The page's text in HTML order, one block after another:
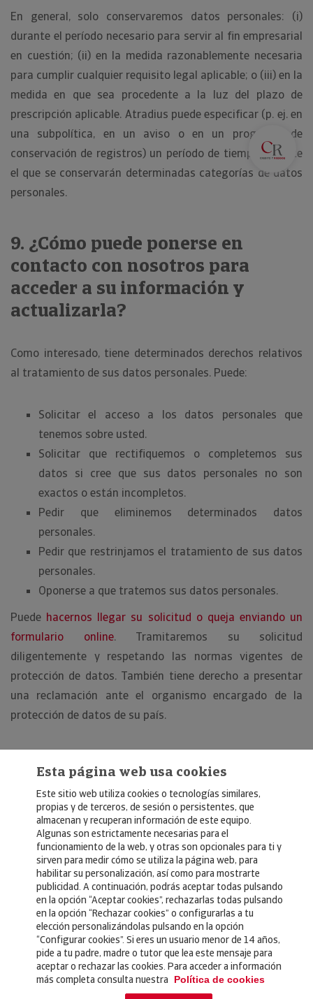
En general, solo conservaremos datos personales: (i)
durante el período necesario para servir al fin empresarial
en cuestión; (ii) en la medida razonablemente necesaria
para cumplir cualquier requisito legal aplicable; o (iii) en la
medida en que sea procedente a la luz del plazo de
prescripción aplicable. Atradius puede especificar (p. ej. en
una subpolítica, en un aviso o en un programa de
conservación de registros) un período de tiempo durante
el que se conservarán determinadas categorías de datos
personales.
9. ¿Cómo puede ponerse en
contacto con nosotros para
acceder a su información y
actualizarla?
Como interesado, tiene determinados derechos relativos
al tratamiento de sus datos personales. Puede:
Solicitar el acceso a los datos personales que
tenemos sobre usted.
Solicitar que rectifiquemos o completemos sus
datos si cree que sus datos personales no son
exactos o están incompletos.
Pedir que eliminemos determinados datos
personales.
Pedir que restrinjamos el tratamiento de sus datos
personales.
Oponerse a que tratemos sus datos personales.
Puede hacernos llegar su solicitud o queja enviando un
formulario online. Tramitaremos su solicitud
diligentemente y respetando las normas vigentes de
protección de datos. También tiene derecho a presentar
una reclamación ante el organismo encargado de la
protección de datos de su país.
© Copyright 2026, Crédito y Caución
Aviso Legal
Política de Privacidad
RGPD
Política de Cookies
Seguros
Esta página web usa cookies
Este sitio web utiliza cookies o tecnologías similares,
propias y de terceros, de sesión o persistentes, que
almacenan y recuperan información de este equipo.
Algunas son estrictamente necesarias para el
funcionamiento de la web, y otras son opcionales para ti y
sirven para medir cómo se utiliza la página web, para
habilitar su personalización, así como para mostrarte
publicidad. A continuación, podrás aceptar todas pulsando
en la opción “Aceptar cookies”, rechazarlas todas pulsando
en la opción “Rechazar cookies” o configurarlas a tu
elección personalizándolas pulsando en la opción
“Configurar cookies”. Si eres un usuario menor de 14 años,
pide a tu padre, madre o tutor que lea este mensaje para
aceptar o rechazar las cookies. Para acceder a información
más completa consulta nuestra
Política de cookies